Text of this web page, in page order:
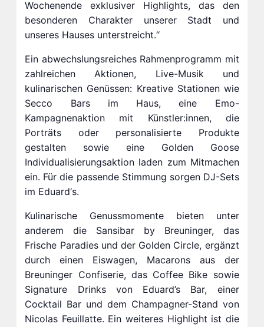
Wochenende exklusiver Highlights, das den
besonderen Charakter unserer Stadt und
unseres Hauses unterstreicht.“
Ein abwechslungsreiches Rahmenprogramm mit
zahlreichen Aktionen, Live-Musik und
kulinarischen Genüssen: Kreative Stationen wie
Secco Bars im Haus, eine Emo-
Kampagnenaktion mit Künstler:innen, die
Porträts oder personalisierte Produkte
gestalten sowie eine Golden Goose
Individualisierungsaktion laden zum Mitmachen
ein. Für die passende Stimmung sorgen DJ-Sets
im Eduard‘s.
Kulinarische Genussmomente bieten unter
anderem die Sansibar by Breuninger, das
Frische Paradies und der Golden Circle, ergänzt
durch einen Eiswagen, Macarons aus der
Breuninger Confiserie, das Coffee Bike sowie
Signature Drinks von Eduard’s Bar, einer
Cocktail Bar und dem Champagner-Stand von
Nicolas Feuillatte. Ein weiteres Highlight ist die